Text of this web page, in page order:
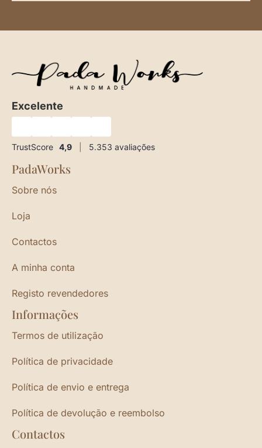
Excelente
TrustScore 4,9 5.353 avaliações
PadaWorks
Sobre nós
Loja
Contactos
A minha conta
Registo revendedores
Informações
Termos de utilização
Política de privacidade
Política de envio e entrega
Política de devolução e reembolso
Contactos